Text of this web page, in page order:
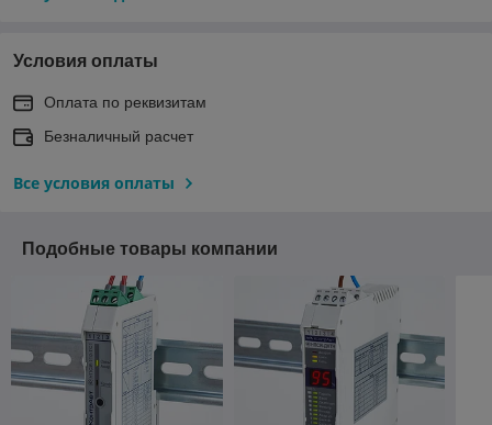
Условия оплаты
Оплата по реквизитам
Безналичный расчет
Все условия оплаты
Подобные товары компании